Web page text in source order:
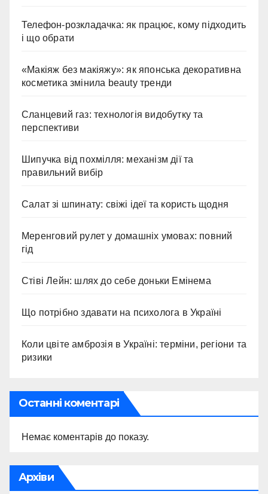
Телефон-розкладачка: як працює, кому підходить
і що обрати
«Макіяж без макіяжу»: як японська декоративна
косметика змінила beauty тренди
Сланцевий газ: технологія видобутку та
перспективи
Шипучка від похмілля: механізм дії та
правильний вибір
Салат зі шпинату: свіжі ідеї та користь щодня
Меренговий рулет у домашніх умовах: повний
гід
Стіві Лейн: шлях до себе доньки Емінема
Що потрібно здавати на психолога в Україні
Коли цвіте амброзія в Україні: терміни, регіони та
ризики
Останні коментарі
Немає коментарів до показу.
Архіви